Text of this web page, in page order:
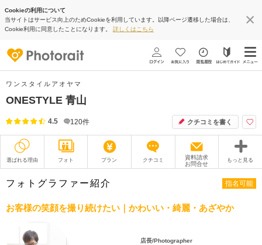
Cookieの利用について
当サイトはサービス向上のためCookieを利用しています。以降ページ遷移した場合は、
Cookie利用に同意したことになります。 詳しくはこちら
ワンスタイルアオヤマ
ONESTYLE 青山
4.5 120件 クチコミを書く
選ばれる理由 フォト プラン クチコミ
資料請求
お問合せ
もっと見る
撮影レポート
衣装 ムービー
オプション
フォトグラファー紹介 指名可能
お客様の笑顔を撮り続けたい｜かわいい・綺麗・あざやか
店長/Photographer